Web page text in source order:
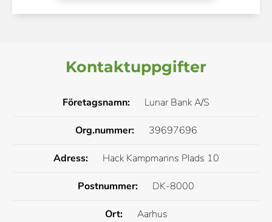
Kontaktuppgifter
Företagsnamn: Lunar Bank A/S
Org.nummer: 39697696
Adress: Hack Kampmanns Plads 10
Postnummer: DK-8000
Ort: Aarhus